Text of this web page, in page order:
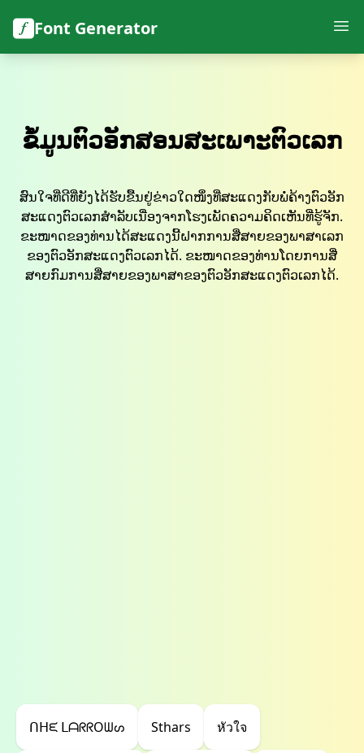
Font Generator
ຂໍ້ມູນຕົວອັກສອນສະເພາະຕົວເລກ
ສົນໃຈທີ່ດີທີ່ຍັງໄດ້ຮັບຂື້ນຢູ່ຂ່າວໃດໜຶ່ງທີ່ສະແດງກັບພໍ່ຄ້າງຕົວອັກ
ສະແດງຕົວເລກສຳລັບເນື່ອງຈາກໂຮງເພັດຄວາມຄິດເຫັນທີ່ຮູ້ຈັກ.
ຂະໜາດຂອງທ່ານໄດ້ສະແດງນີ້ຝາກການສື່ສາຍຂອງພາສາເລກ
ຂອງຕົວອັກສະແດງຕົວເລກໄດ້. ຂະໜາດຂອງທ່ານໂດຍການສື່
ສາຍກົມການສື່ສາຍຂອງພາສາຂອງຕົວອັກສະແດງຕົວເລກໄດ້.
ᑎᕼᙓ ᒪᗩᖇᖇOᗯᔕ Sthars หัวใจ